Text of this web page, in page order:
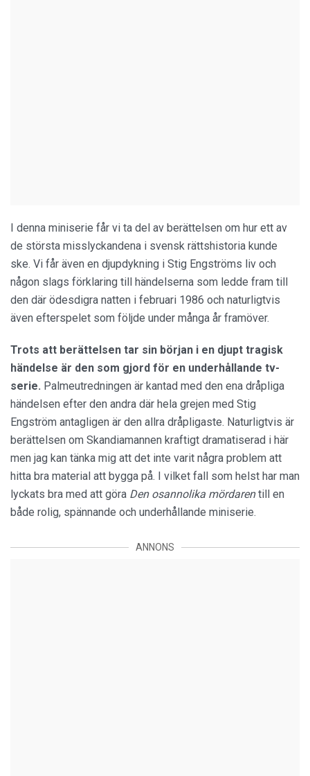
I denna miniserie får vi ta del av berättelsen om hur ett av
de största misslyckandena i svensk rättshistoria kunde
ske. Vi får även en djupdykning i Stig Engströms liv och
någon slags förklaring till händelserna som ledde fram till
den där ödesdigra natten i februari 1986 och naturligtvis
även efterspelet som följde under många år framöver.
Trots att berättelsen tar sin början i en djupt tragisk
händelse är den som gjord för en underhållande tv-
serie. Palmeutredningen är kantad med den ena dråpliga
händelsen efter den andra där hela grejen med Stig
Engström antagligen är den allra dråpligaste. Naturligtvis är
berättelsen om Skandiamannen kraftigt dramatiserad i här
men jag kan tänka mig att det inte varit några problem att
hitta bra material att bygga på. I vilket fall som helst har man
lyckats bra med att göra Den osannolika mördarentill en
både rolig, spännande och underhållande miniserie.
ANNONS